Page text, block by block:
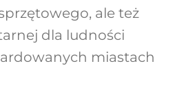
ale też
dla ludności
miastach